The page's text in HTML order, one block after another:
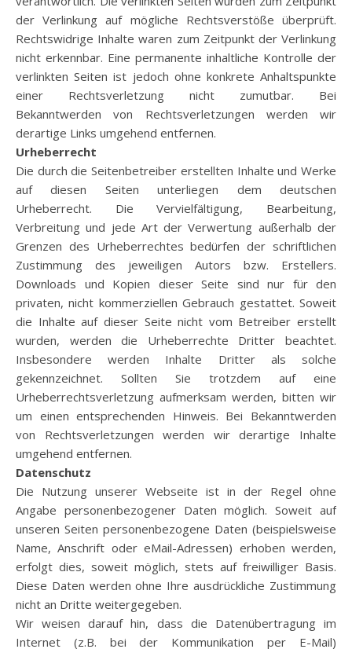
der Verlinkung auf mögliche Rechtsverstöße überprüft.
Rechtswidrige Inhalte waren zum Zeitpunkt der Verlinkung
nicht erkennbar. Eine permanente inhaltliche Kontrolle der
verlinkten Seiten ist jedoch ohne konkrete Anhaltspunkte
einer Rechtsverletzung nicht zumutbar. Bei
Bekanntwerden von Rechtsverletzungen werden wir
derartige Links umgehend entfernen.
Urheberrecht
Die durch die Seitenbetreiber erstellten Inhalte und Werke
auf diesen Seiten unterliegen dem deutschen
Urheberrecht. Die Vervielfältigung, Bearbeitung,
Verbreitung und jede Art der Verwertung außerhalb der
Grenzen des Urheberrechtes bedürfen der schriftlichen
Zustimmung des jeweiligen Autors bzw. Erstellers.
Downloads und Kopien dieser Seite sind nur für den
privaten, nicht kommerziellen Gebrauch gestattet. Soweit
die Inhalte auf dieser Seite nicht vom Betreiber erstellt
wurden, werden die Urheberrechte Dritter beachtet.
Insbesondere werden Inhalte Dritter als solche
gekennzeichnet. Sollten Sie trotzdem auf eine
Urheberrechtsverletzung aufmerksam werden, bitten wir
um einen entsprechenden Hinweis. Bei Bekanntwerden
von Rechtsverletzungen werden wir derartige Inhalte
umgehend entfernen.
Datenschutz
Die Nutzung unserer Webseite ist in der Regel ohne
Angabe personenbezogener Daten möglich. Soweit auf
unseren Seiten personenbezogene Daten (beispielsweise
Name, Anschrift oder eMail-Adressen) erhoben werden,
erfolgt dies, soweit möglich, stets auf freiwilliger Basis.
Diese Daten werden ohne Ihre ausdrückliche Zustimmung
nicht an Dritte weitergegeben.
Wir weisen darauf hin, dass die Datenübertragung im
Internet (z.B. bei der Kommunikation per E-Mail)